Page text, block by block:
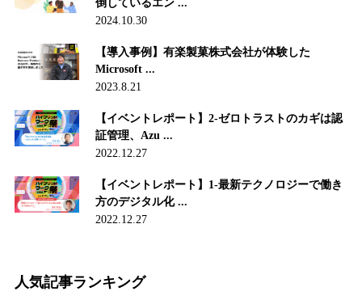
倒しているエン ...
2024.10.30
【導入事例】有楽製菓株式会社が体験した
Microsoft ...
2023.8.21
【イベントレポート】2-ゼロトラストのカギは認
証管理、Azu ...
2022.12.27
【イベントレポート】1-最新テクノロジーで働き
方のデジタル化 ...
2022.12.27
人気記事ランキング